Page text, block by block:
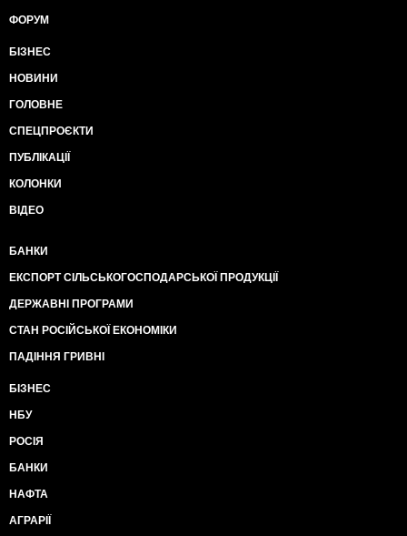
ФОРУМ
БІЗНЕС
НОВИНИ
ГОЛОВНЕ
СПЕЦПРОЄКТИ
ПУБЛІКАЦІЇ
КОЛОНКИ
ВІДЕО
БАНКИ
ЕКСПОРТ СІЛЬСЬКОГОСПОДАРСЬКОЇ ПРОДУКЦІЇ
ДЕРЖАВНІ ПРОГРАМИ
СТАН РОСІЙСЬКОЇ ЕКОНОМІКИ
ПАДІННЯ ГРИВНІ
БІЗНЕС
НБУ
РОСІЯ
БАНКИ
НАФТА
АГРАРІЇ